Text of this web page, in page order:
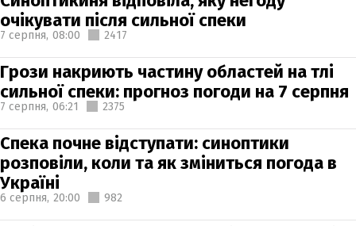
очікувати після сильної спеки
7 серпня, 08:00 2417
Грози накриють частину областей на тлі
сильної спеки: прогноз погоди на 7 серпня
7 серпня, 06:21 2375
Спека почне відступати: синоптики
розповіли, коли та як зміниться погода в
Україні
6 серпня, 20:00 982